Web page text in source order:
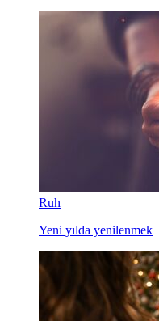
Ruh
Yeni yılda yenilenmek